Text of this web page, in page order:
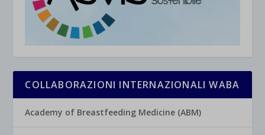
COLLABORAZIONI INTERNAZIONALI WABA
Academy of Breastfeeding Medicine (ABM)